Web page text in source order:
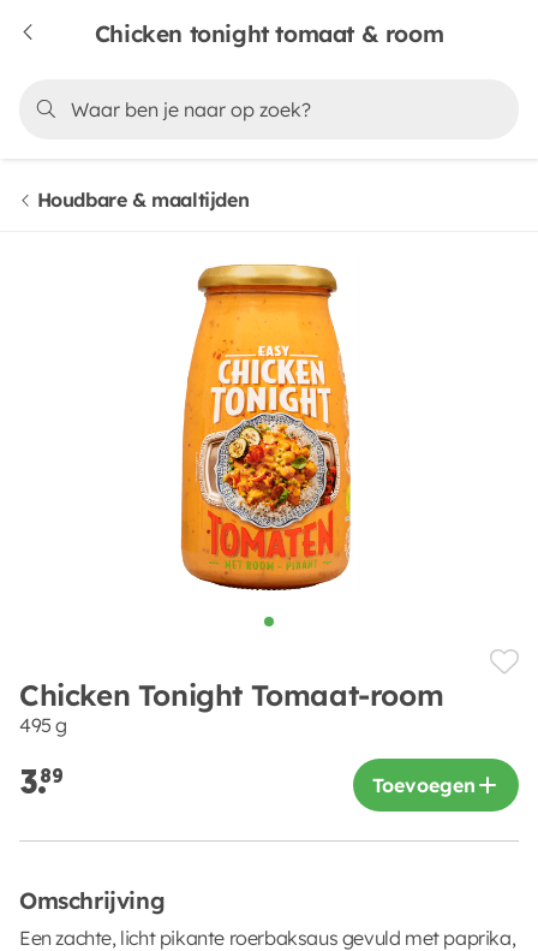
Chicken tonight tomaat & room
Houdbare & maaltijden
Chicken Tonight Tomaat-room
495 g
3.89 Toevoegen
Omschrijving
Een zachte, licht pikante roerbaksaus gevuld met paprika,